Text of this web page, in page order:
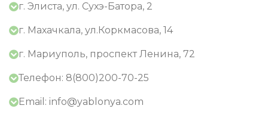
г. Элиста, ул. Сухэ-Батора, 2
г. Махачкала, ул.Коркмасова, 14
г. Мариуполь, проспект Ленина, 72
Телефон: 8(800)200-70-25
Email: info@yablonya.com